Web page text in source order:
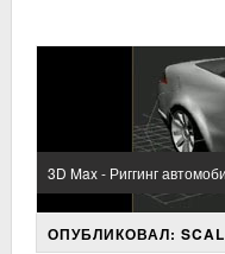
3D Max - Риггинг
ОПУБЛИКОВАЛ: